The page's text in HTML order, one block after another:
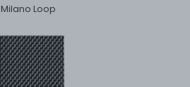
Milano Loop